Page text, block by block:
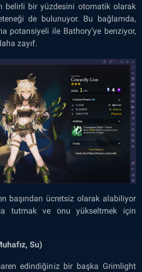
belirli bir yüzdesini otomatik olarak
de bulunuyor. Bu bağlamda,
potansiyeli ile Bathory’ye benziyor,
zayıf.
başından ücretsiz olarak alabiliyor
tutmak ve onu yükseltmek için
Su)
edindiğiniz bir başka Grimlight